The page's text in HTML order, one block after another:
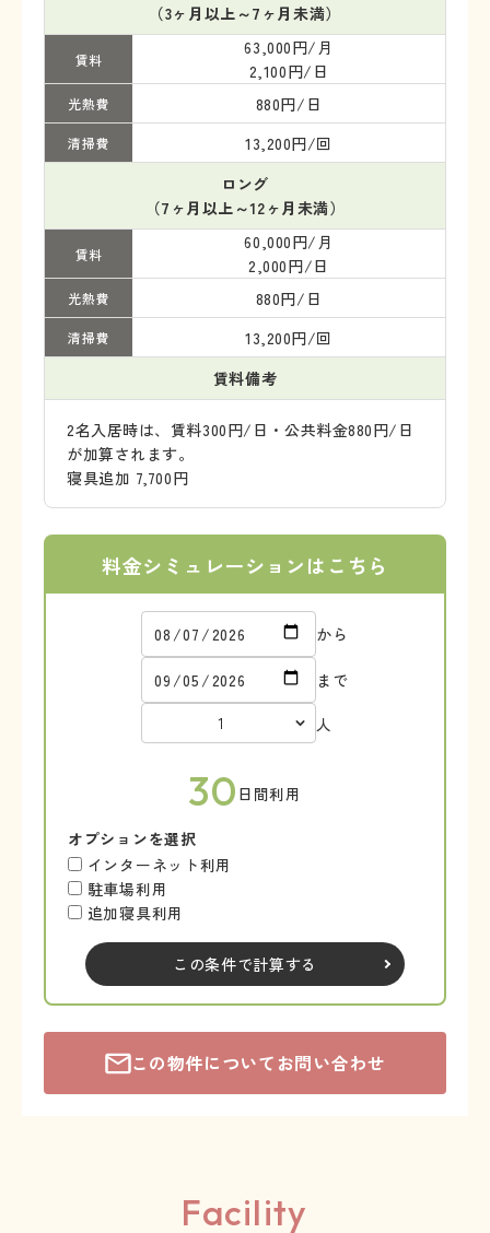
（3ヶ月以上～7ヶ月未満）
賃料
63,000円/月
2,100円/日
光熱費 880円/日
清掃費
13,200円/回
ロング
（7ヶ月以上～12ヶ月未満）
賃料
60,000円/月
2,000円/日
光熱費 880円/日
清掃費
13,200円/回
賃料備考
2名入居時は、賃料300円/日・公共料金880円/日
が加算されます。
寝具追加 7,700円
料金シミュレーションはこちら
から
まで
人
30 日間利用
オプションを選択
インターネット利用
駐車場利用
追加寝具利用
この条件で計算する
この物件についてお問い合わせ
Facility